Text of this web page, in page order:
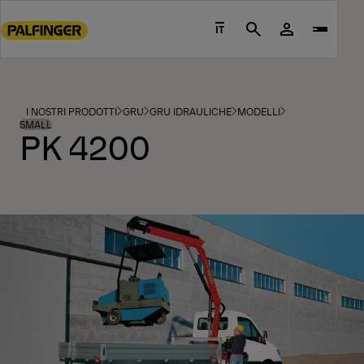
to
footer
content
IT Search
I NOSTRI PRODOTTI GRU GRU IDRAULICHE MODELLI
SMALL
PK 4200